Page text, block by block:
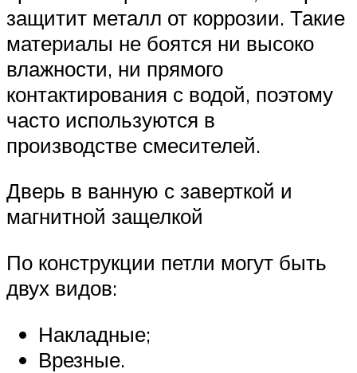
защитит металл от коррозии. Такие
материалы не боятся ни высоко
влажности, ни прямого
контактирования с водой, поэтому
часто используются в
производстве смесителей.
Дверь в ванную с заверткой и
магнитной защелкой
По конструкции петли могут быть
двух видов:
Накладные;
Врезные.